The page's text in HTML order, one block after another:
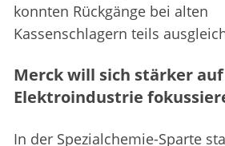
konnten Rückgänge bei alten
Kassenschlagern teils
Merck will sich stärker auf
Elektroindustrie
In der Spezialchemie-Sparte